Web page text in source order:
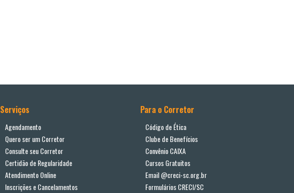
Serviços
Agendamento
Quero ser um Corretor
Consulte seu Corretor
Certidão de Regularidade
Atendimento Online
Inscrições e Cancelamentos
Para o Corretor
Código de Ética
Clube de Benefícios
Convênio CAIXA
Cursos Gratuitos
Email @creci-sc.org.br
Formulários CRECI/SC